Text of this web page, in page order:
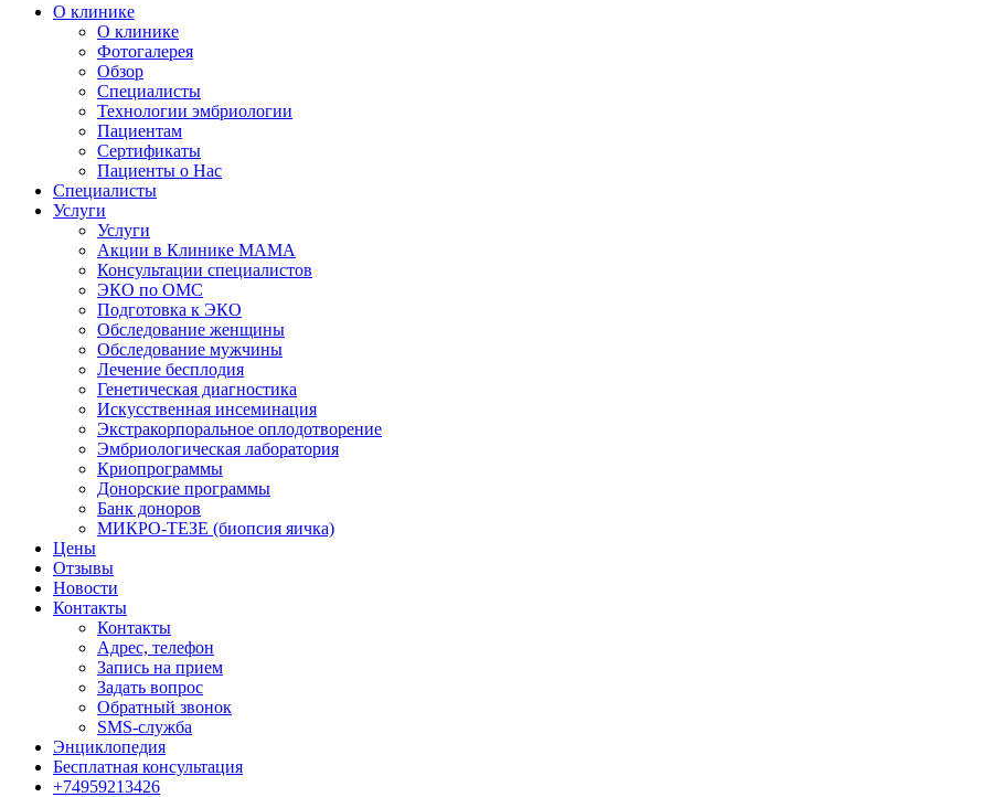
О клинике
О клинике
Фотогалерея
Обзор
Специалисты
Технологии эмбриологии
Пациентам
Сертификаты
Пациенты о Нас
Специалисты
Услуги
Услуги
Акции в Клинике МАМА
Консультации специалистов
ЭКО по ОМС
Подготовка к ЭКО
Обследование женщины
Обследование мужчины
Лечение бесплодия
Генетическая диагностика
Искусственная инсеминация
Экстракорпоральное оплодотворение
Эмбриологическая лаборатория
Криопрограммы
Донорские программы
Банк доноров
МИКРО-ТЕЗЕ (биопсия яичка)
Цены
Отзывы
Новости
Контакты
Контакты
Адрес, телефон
Запись на прием
Задать вопрос
Обратный звонок
SMS-служба
Энциклопедия
Бесплатная консультация
+74959213426